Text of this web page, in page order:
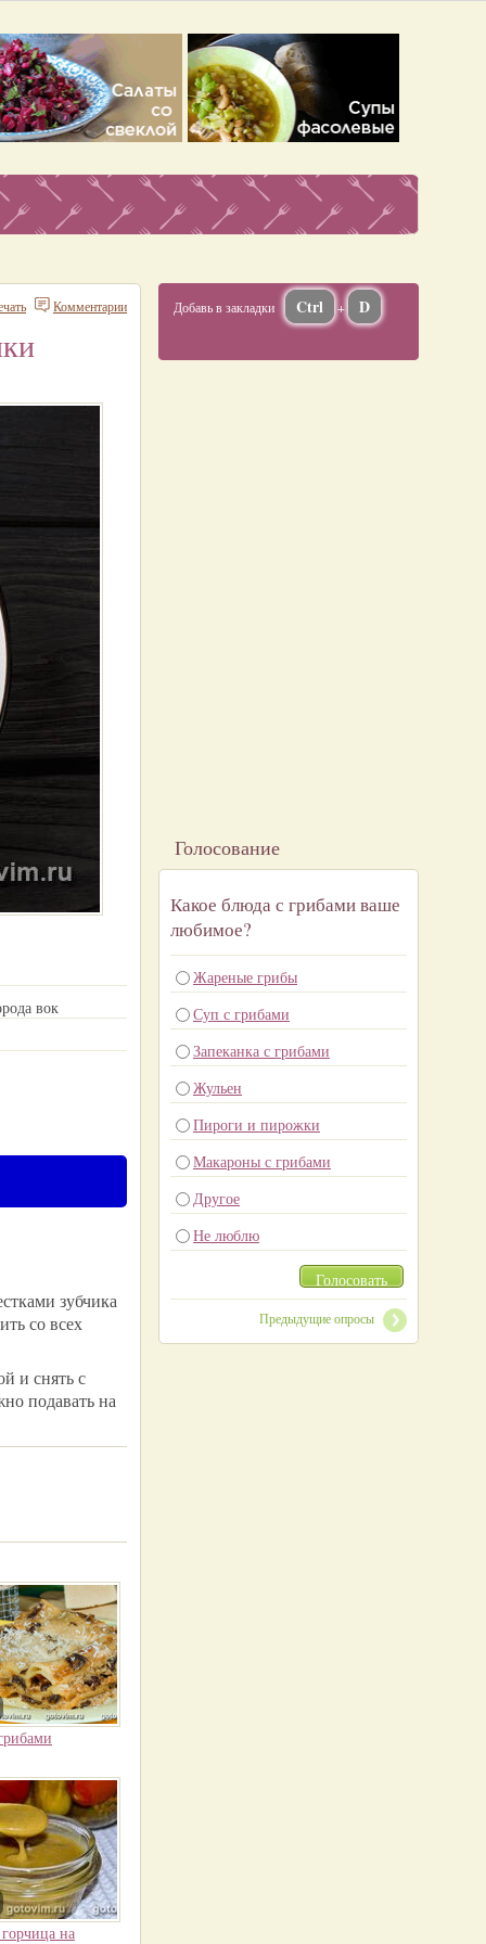
Комментарии
вок
зубчика
со всех
и снять с
подавать на
на
Добавь в закладки Ctrl + D
Голосование
Какое блюда с грибами ваше
любимое?
Жареные грибы
Суп с грибами
Запеканка с грибами
Жульен
Пироги и пирожки
Макароны с грибами
Другое
Не люблю
Голосовать
Предыдущие опросы